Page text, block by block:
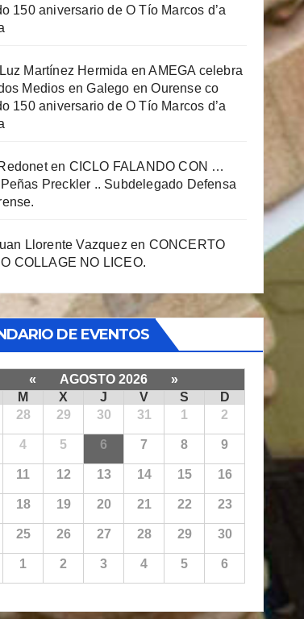
150 aniversario de O Tío Marcos d’a
Martínez Hermida enAMEGA celebra
Medios en Galego en Ourense co
150 aniversario de O Tío Marcos d’a
en CICLO FALANDO CON …
Preckler .. Subdelegado Defensa
Llorente Vazquez en CONCERTO
COLLAGE NO LICEO.
DE EVENTOS
« AGOSTO 2026
»
M X J V S
D
28 29 30 31 1 2
4 5 6 7 8 9
11 12 13 14 15 16
18 19 20 21 22 23
25 26 27 28 29 30
1 2 3 4 5 6